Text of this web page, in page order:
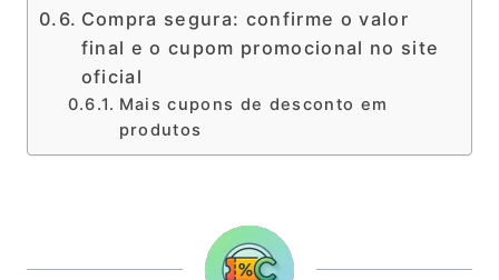
Compra segura: confirme o valor
final e o cupom promocional no site
oficial
Mais cupons de desconto em
produtos